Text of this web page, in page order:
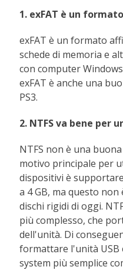
1. exFAT è un
exFAT è un formato
schede di memoria e
con computer
exFAT è anche una
PS3.
2. NTFS va bene per
NTFS non è una
motivo principale per
dispositivi è
a 4 GB, ma questo
dischi rigidi di oggi.
più complesso, che
dell'unità. Di
formattare l'unità USB
system più semplice